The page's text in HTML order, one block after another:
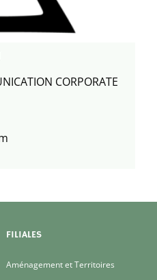
CORPORATE
FILIALES
Aménagement et Territoires